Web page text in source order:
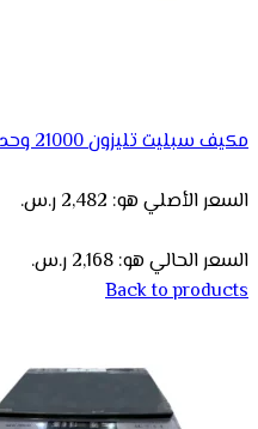
مكيف سبليت تليزون 21000 وحدة - حار/بارد TZ24H3
السعر الأصلي هو: 2,482 ر.س.
السعر الحالي هو: 2,168 ر.س.
Back to products